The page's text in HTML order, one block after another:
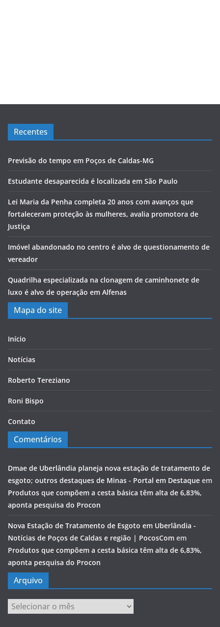
Recentes
Previsão do tempo em Poços de Caldas-MG
Estudante desaparecida é localizada em São Paulo
Lei Maria da Penha completa 20 anos com avanços que
fortaleceram proteção às mulheres, avalia promotora de
Justiça
Imóvel abandonado no centro é alvo de questionamento de
vereador
Quadrilha especializada na clonagem de caminhonete de
luxo é alvo de operação em Alfenas
Mapa do site
Início
Notícias
Roberto Tereziano
Roni Bispo
Contato
Comentários
Dmae de Uberlândia planeja nova estação de tratamento de
esgoto; outros destaques de Minas - Portal em Destaque em
Produtos que compõem a cesta básica têm alta de 6,83%,
aponta pesquisa do Procon
Nova Estação de Tratamento de Esgoto em Uberlândia -
Notícias de Poços de Caldas e região | PocosCom em
Produtos que compõem a cesta básica têm alta de 6,83%,
aponta pesquisa do Procon
Arquivo
Arquivo